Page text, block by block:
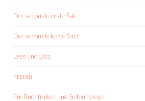
Der schönste erste Satz
Der schönste letzte Satz
Dies und Das
Frauen
Für Buchtrinker und Seitenfresser